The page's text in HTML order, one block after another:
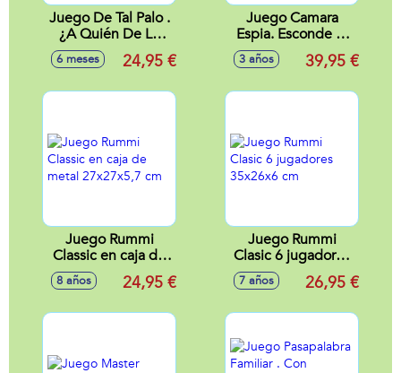
Juego De Tal Palo .
¿A Quién De La
Familia Conoces
Mejor?
6 meses 24,95 €
Juego Camara
Espia. Esconde El
Diamante Sin Que
La Camara Espia Te
3 años 39,95 €
Juego Rummi
Classic en caja de
metal 27x27x5,7
8 años 24,95 €
Juego Rummi
Clasic 6 jugadores
35x26x6 cm
7 años 26,95 €